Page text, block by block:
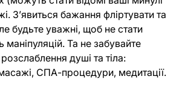
Зʼявиться бажання фліртувати та
будьте уважні, щоб не стати
Та не забувайте
душі та тіла:
СПА-процедури, медитації.